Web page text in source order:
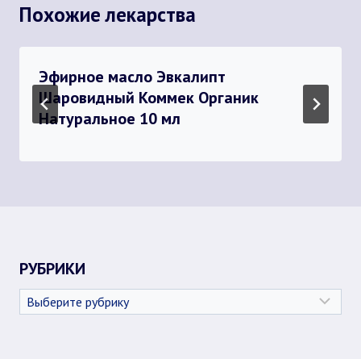
Похожие лекарства
Эфирное масло Эвкалипт
Шаровидный Коммек Органик
Натуральное 10 мл
РУБРИКИ
Рубрики